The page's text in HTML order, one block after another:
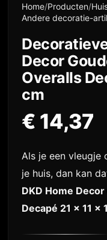
Home/Producten/
Andere decoratie-
Decor
Overalls
cm
€ 14,37
Als je een
je huis, dan kan
DKD Home
Decapé 21 x 11 x